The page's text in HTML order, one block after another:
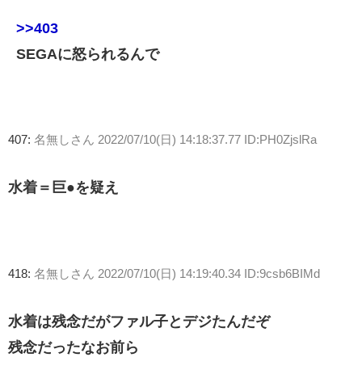
>>403
SEGAに怒られるんで
407: 名無しさん 2022/07/10(日) 14:18:37.77 ID:PH0ZjslRa
水着＝巨●を疑え
418: 名無しさん 2022/07/10(日) 14:19:40.34 ID:9csb6BIMd
水着は残念だがファル子とデジたんだぞ
残念だったなお前ら